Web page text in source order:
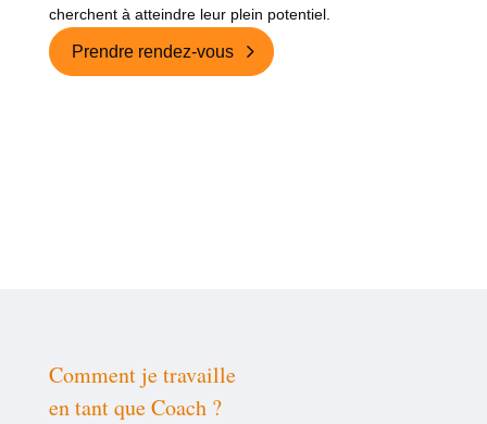
cherchent à atteindre leur plein potentiel.
Prendre rendez-vous
Comment je travaille
en tant que Coach ?